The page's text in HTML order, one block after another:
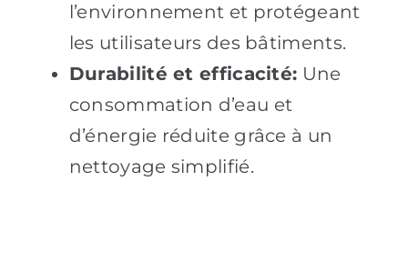
l’environnement et protégeant
les utilisateurs des bâtiments.
Durabilité et efficacité: Une
consommation d’eau et
d’énergie réduite grâce à un
nettoyage simplifié.